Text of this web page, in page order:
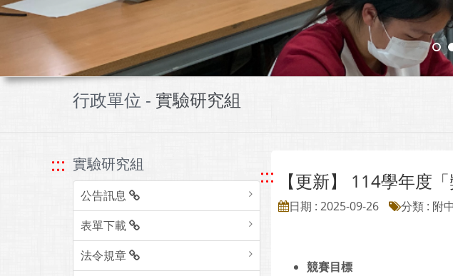
行政單位 - 實驗研究組
::: 實驗研究組
公告訊息
表單下載
法令規章
::: 【更新】 114學年度
日期 : 2025-09-26 分類 : 附
競賽目標